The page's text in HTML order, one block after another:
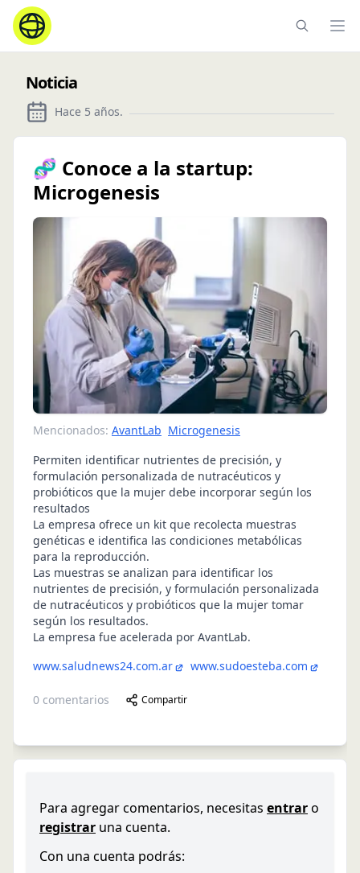
Noticia
Hace 5 años.
🧬 Conoce a la startup:
Microgenesis
Mencionados: AvantLab Microgenesis
Permiten identificar nutrientes de precisión, y
formulación personalizada de nutracéuticos y
probióticos que la mujer debe incorporar según los
resultados
La empresa ofrece un kit que recolecta muestras
genéticas e identifica las condiciones metabólicas
para la reproducción.
Las muestras se analizan para identificar los
nutrientes de precisión, y formulación personalizada
de nutracéuticos y probióticos que la mujer tomar
según los resultados.
La empresa fue acelerada por AvantLab.
www.saludnews24.com.ar
www.sudoesteba.com
0 comentarios Compartir
Para agregar comentarios, necesitas entraro
registrar una cuenta.
Con una cuenta podrás: